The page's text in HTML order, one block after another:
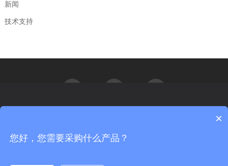
新闻
技术支持
京ICP备09056840号-3
京公网安备 11011402012026号
汇能精电非常重视您的个人隐私，当您访问我们的网站时，请同意使
们的 隐私政策
×
您好，您需要采购什么产品？